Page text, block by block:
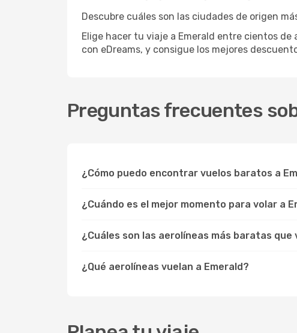
Descubre cuáles son las ciudades de origen
Elige hacer tu viaje a Emerald entre cientos
con eDreams, y consigue los mejores
Preguntas frecuentes
¿Cómo puedo encontrar vuelos baratos a
¿Cuándo es el mejor momento para volar a
¿Cuáles son las aerolíneas más baratas que
¿Qué aerolíneas vuelan a Emerald?